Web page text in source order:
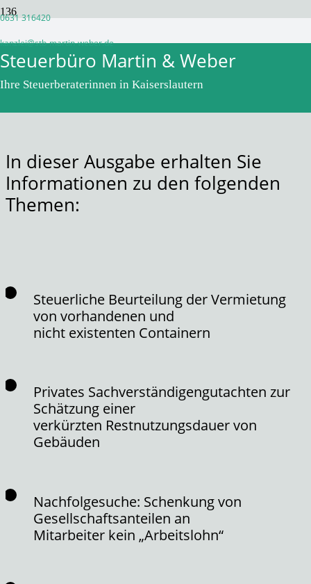
0631 316420
kanzlei@stb-martin-weber.de
Steuerbüro Martin & Weber
Ihre Steuerberaterinnen in Kaiserslautern
Monatsinformation August
2025
In dieser Ausgabe erhalten Sie
Informationen zu den folgenden
Themen:
Steuerliche Beurteilung der Vermietung
von vorhandenen und
nicht existenten Containern
Privates Sachverständigengutachten zur
Schätzung einer
verkürzten Restnutzungsdauer von
Gebäuden
Nachfolgesuche: Schenkung von
Gesellschaftsanteilen an
Mitarbeiter kein „Arbeitslohn“